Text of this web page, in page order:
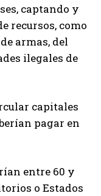
captando y
recursos, como
armas, del
ilegales de
capitales
pagar en
entre 60 y
o Estados